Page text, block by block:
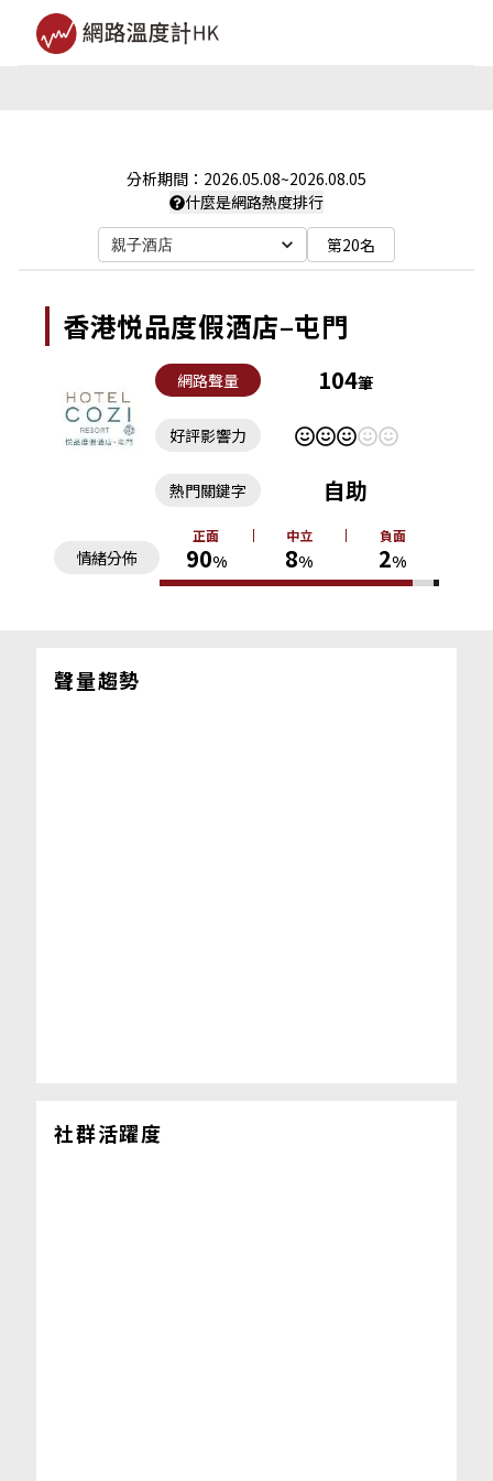
分析期間： 2026.05.08~2026.08.05
什麼是網路熱度排行
親子酒店 第20名
香港悦品度假酒店–屯門
網路聲量 104筆
好評影響力
情緒分佈
正面
90%
中立
8%
負面
2%
熱門關鍵字 自助
聲量趨勢
社群活躍度